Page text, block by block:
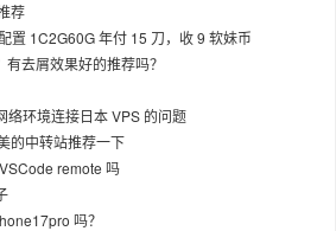
荐
置 1C2G60G 年付 15 刀，收 9 软妹币
去屑效果好的推荐吗？
络环境连接日本 VPS 的问题
的中转站推荐一下
remote 吗
吗？